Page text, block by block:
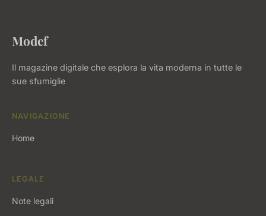
Modef
Il magazine digitale che esplora la vita moderna in tutte le
sue sfumiglie
NAVIGAZIONE
Home
LEGALE
Note legali